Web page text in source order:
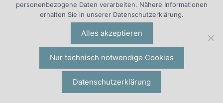
Workshops zu Vergütungssystemen
Vergütungsstudien
Literatur über Vergütungssysteme
Variable Vergütung: Wir unterstützen Sie mit
personenbezogene Daten verarbeiten. Nähere Informationen
erhalten Sie in unserer Datenschutzerklärung.
Alles akzeptieren
Nur technisch notwendige Cookies
Datenschutzerklärung